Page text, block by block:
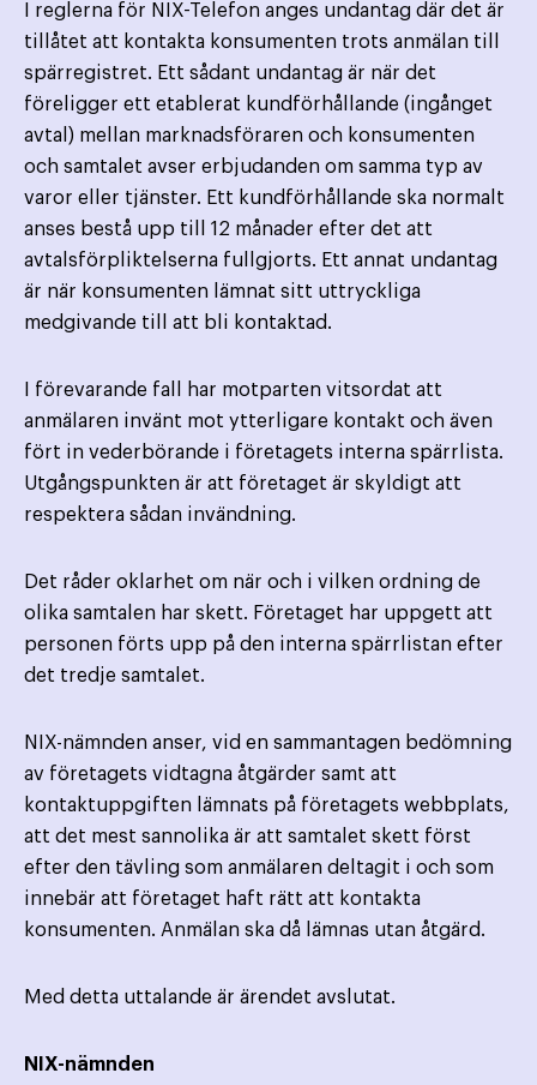
I reglerna för NIX-Telefon anges undantag där det är
tillåtet att kontakta konsumenten trots anmälan till
spärregistret. Ett sådant undantag är när det
föreligger ett etablerat kundförhållande (ingånget
avtal) mellan marknads­föraren och konsumenten
och samtalet avser erbjudanden om samma typ av
varor eller tjänster. Ett kund­förhållande ska normalt
anses bestå upp till 12 månader efter det att
avtalsförpliktelserna fullgjorts. Ett annat undantag
är när konsumenten lämnat sitt uttryckliga
medgivande till att bli kontaktad.
I förevarande fall har motparten vitsordat att
anmälaren invänt mot ytterligare kontakt och även
fört in vederbörande i företagets interna spärrlista.
Utgångspunkten är att företaget är skyldigt att
respektera sådan invändning.
Det råder oklarhet om när och i vilken ordning de
olika samtalen har skett. Företaget har uppgett att
personen förts upp på den interna spärrlistan efter
det tredje samtalet.
NIX-nämnden anser, vid en sammantagen bedömning
av företagets vidtagna åtgärder samt att
kontaktuppgiften lämnats på företagets webbplats,
att det mest sannolika är att samtalet skett först
efter den tävling som anmälaren deltagit i och som
innebär att företaget haft rätt att kontakta
konsumenten. Anmälan ska då lämnas utan åtgärd.
Med detta uttalande är ärendet avslutat.
NIX-nämnden